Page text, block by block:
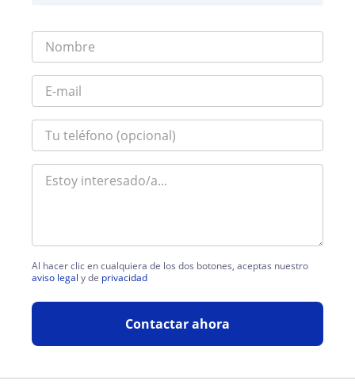
Al hacer clic en cualquiera de los dos botones, aceptas nuestro
aviso legal y de privacidad
Contactar ahora